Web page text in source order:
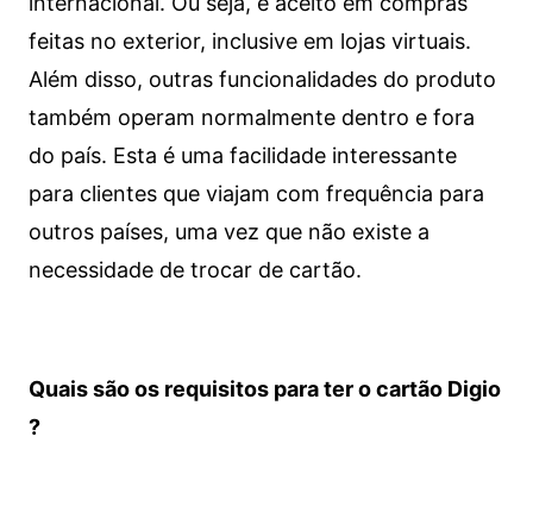
feitas no exterior, inclusive em lojas virtuais.
Além disso, outras funcionalidades do produto
também operam normalmente dentro e fora
do país. Esta é uma facilidade interessante
para clientes que viajam com frequência para
outros países, uma vez que não existe a
necessidade de trocar de cartão.
Quais são os requisitos para ter o cartão Digio
?